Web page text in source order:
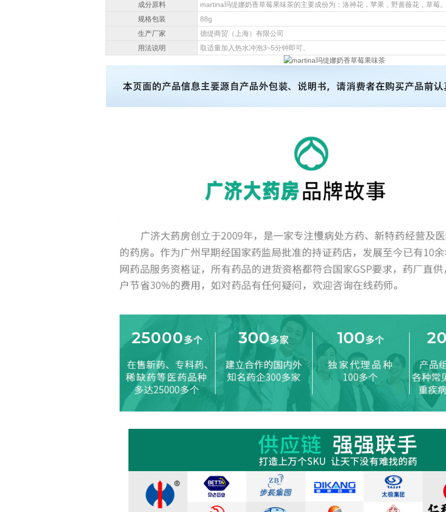
成分原料
martina玛缇娜奶香草莓果味茶的主要成份为：洛神花，苹果，野蔷薇花，草莓
规格包装
88g
生产厂家
德缇商贸（上海）有限公司
用法说明
取适量加入热水冲泡3~5分钟即可。